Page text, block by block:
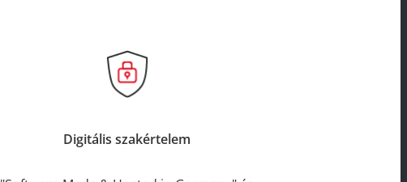
Digitális szakértelem